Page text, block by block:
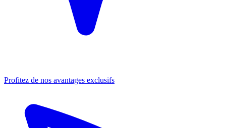
Profitez de nos avantages exclusifs